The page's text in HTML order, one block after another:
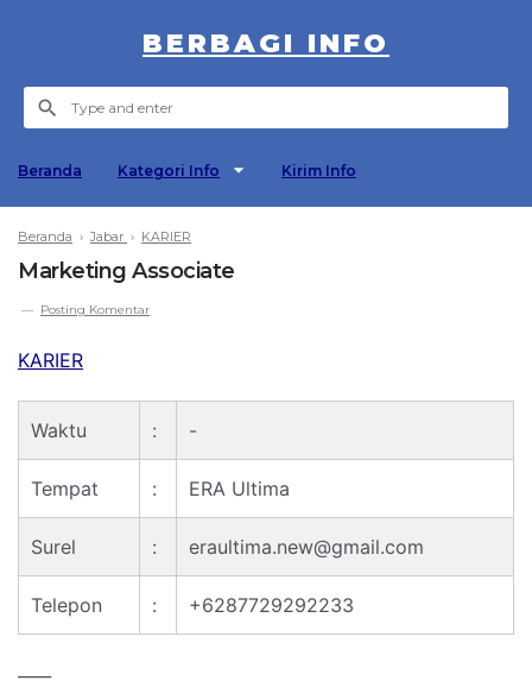
BERBAGI INFO
Beranda Kategori Info Kirim Info
Beranda ›Jabar › KARIER
Marketing Associate
Posting Komentar
KARIER
Waktu : -
Tempat : ERA Ultima
Surel : eraultima.new@gmail.com
Telepon : +6287729292233